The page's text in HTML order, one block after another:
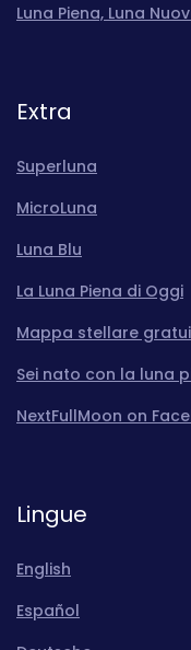
Luna Piena, Luna
Extra
Superluna
MicroLuna
Luna Blu
La Luna Piena di Oggi
Mappa stellare
Sei nato con la luna
NextFullMoon on
Lingue
English
Español